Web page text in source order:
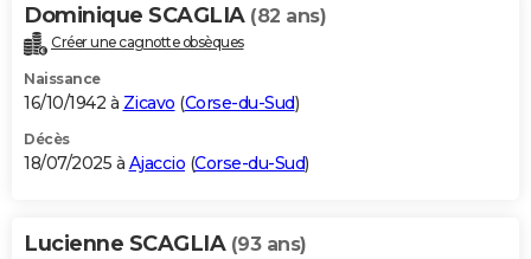
Dominique SCAGLIA (82 ans)
Créer une cagnotte obsèques
Naissance
16/10/1942 à Zicavo (Corse-du-Sud)
Décès
18/07/2025 à Ajaccio (Corse-du-Sud)
Lucienne SCAGLIA (93 ans)